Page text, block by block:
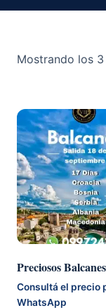
Mostrando los
Preciosos
Consultá el precio
WhatsApp